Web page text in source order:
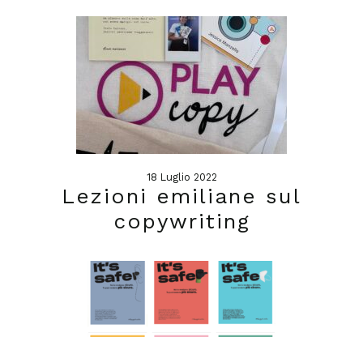
18 Luglio 2022
Lezioni emiliane sul
copywriting